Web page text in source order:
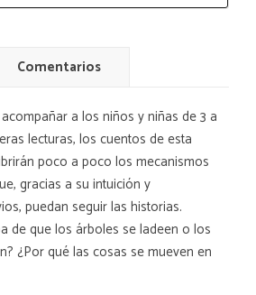
Comentarios
a los niños y niñas de 3 a
lecturas, los cuentos de esta
poco a poco los mecanismos
gracias a su intuición y
puedan seguir las historias.
de que los árboles se ladeen o los
¿Por qué las cosas se mueven en